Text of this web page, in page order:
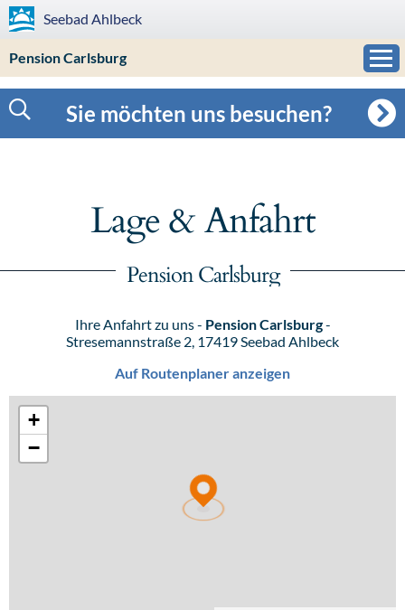
Seebad Ahlbeck
Pension Carlsburg
Sie möchten uns besuchen?
Lage & Anfahrt
Pension Carlsburg
Ihre Anfahrt zu uns - Pension Carlsburg-
Stresemannstraße 2, 17419 Seebad Ahlbeck
Auf Routenplaner anzeigen